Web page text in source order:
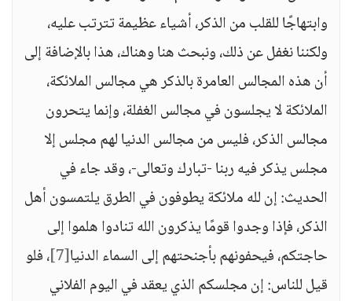
وابتهاجًا للقلب من الذكر، أشياء عظيمة تترتب عليه،
ولكننا نغفل عن ذلك، ونبحث هنا وهناك، هذا بالإضافة إلى
أن هذه المجالس العامرة بالذكر هي مجالس الملائكة،
الملائكة لا يجلسون في مجالس الغفلة، وإنما يتحرون
مجالس الذكر، فليس من مجالس الدنيا لهم مجلس إلا
مجلس يذكر فيه ربنا -تبارك وتعالى-، وقد جاء في
الحديث: إن لله ملائكة يطوفون في الطرق يلتمسون أهل
الذكر، فإذا وجدوا قومًا يذكرون الله تنادوا هلموا إلى
حاجتكم، فيحفونهم بأجنحتهم إلى السماء الدنيا[7] ، فلو
قيل للناس: إن مجلسكم الذي يعقد في اليوم الفلاني